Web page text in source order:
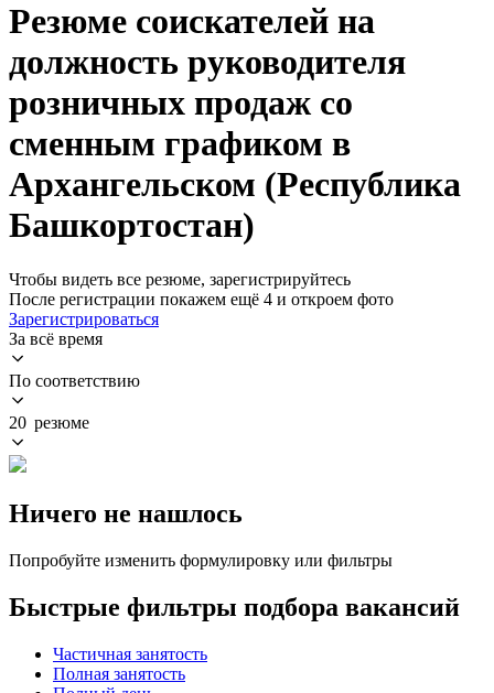
Резюме соискателей на
должность руководителя
розничных продаж со
сменным графиком в
Архангельском (Республика
Башкортостан)
Чтобы видеть все резюме, зарегистрируйтесь
После регистрации покажем ещё 4 и откроем фото
Зарегистрироваться
За всё время
По соответствию
20 резюме
Ничего не нашлось
Попробуйте изменить формулировку или фильтры
Быстрые фильтры подбора вакансий
Частичная занятость
Полная занятость